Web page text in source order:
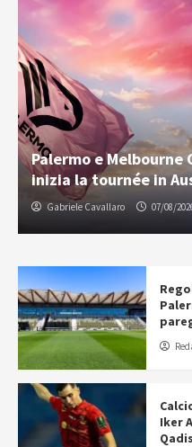
Palermo e
inizia la tournée in
Gabriele Cavallaro 07/08/
Iker